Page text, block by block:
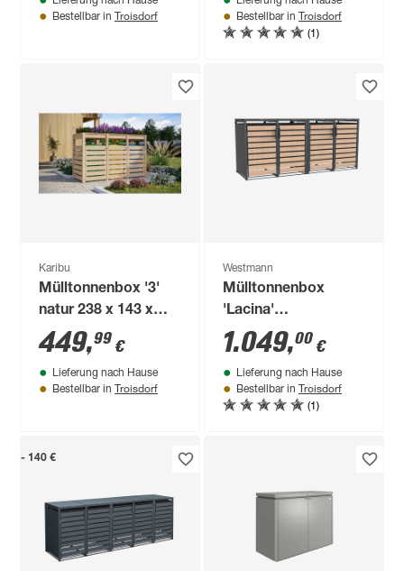
cm
Bestellbar in Troisdorf
Bestellbar in Troisdorf
(1)
Karibu
Mülltonnenbox '3'
natur 238 x 143 x
87,6 cm
449,99 €
Lieferung nach Hause
Bestellbar in Troisdorf
Westmann
Mülltonnenbox
'Lacina'
anthrazit/Holzoptik
80 x 264 x 116 cm
1.049,00 €
Lieferung nach Hause
Bestellbar in Troisdorf
(1)
- 140 €